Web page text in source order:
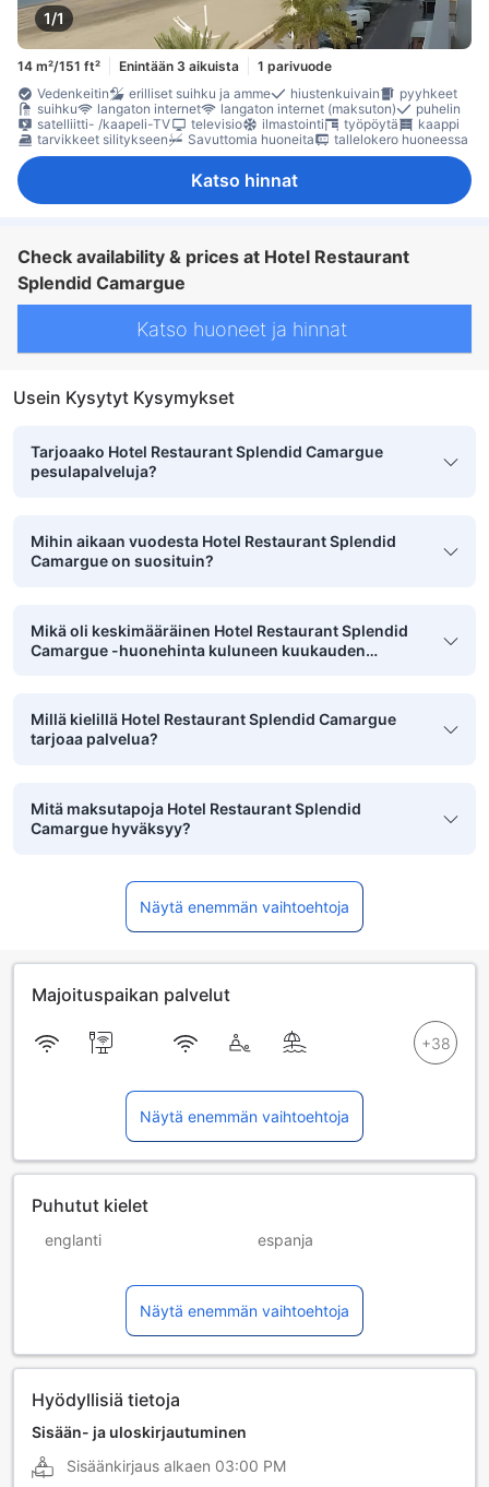
1/1
14 m²/151 ft² Enintään 3 aikuista
1 parivuode
Vedenkeitin
erilliset suihku ja amme hiustenkuivain
pyyhkeet
suihku
langaton internet langaton internet (maksuton)
puhelin
satelliitti- /kaapeli-TV
televisio ilmastointi työpöytä
kaappi
tarvikkeet silitykseen
Savuttomia huoneita tallelokero huoneessa
Katso hinnat
Check availability & prices at Hotel Restaurant
Splendid Camargue
Katso huoneet ja hinnat
Usein Kysytyt Kysymykset
Tarjoaako Hotel Restaurant Splendid Camargue
pesulapalveluja?
Mihin aikaan vuodesta Hotel Restaurant Splendid
Camargue on suosituin?
Mikä oli keskimääräinen Hotel Restaurant Splendid
Camargue -huonehinta kuluneen kuukauden
Millä kielillä Hotel Restaurant Splendid Camargue
tarjoaa palvelua?
Mitä maksutapoja Hotel Restaurant Splendid
Camargue hyväksyy?
Näytä enemmän vaihtoehtoja
Majoituspaikan palvelut
Näytä enemmän vaihtoehtoja
Puhutut kielet
englanti espanja
saksa
Näytä enemmän vaihtoehtoja
Hyödyllisiä tietoja
Sisään- ja uloskirjautuminen
Sisäänkirjaus alkaen 03:00 PM